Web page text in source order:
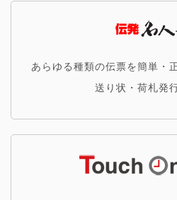
あらゆる種類の伝票を簡単・
送り状・荷札発